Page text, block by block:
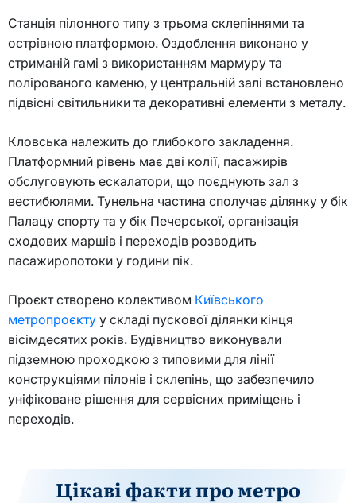
Станція пілонного типу з трьома склепіннями та
острівною платформою. Оздоблення виконано у
стриманій гамі з використанням мармуру та
полірованого каменю, у центральній залі встановлено
підвісні світильники та декоративні елементи з металу.
Кловська належить до глибокого закладення.
Платформний рівень має дві колії, пасажирів
обслуговують ескалатори, що поєднують зал з
вестибюлями. Тунельна частина сполучає ділянку у бік
Палацу спорту та у бік Печерської, організація
сходових маршів і переходів розводить
пасажиропотоки у години пік.
Проєкт створено колективом Київського
метропроєкту у складі пускової ділянки кінця
вісімдесятих років. Будівництво виконували
підземною проходкою з типовими для лінії
конструкціями пілонів і склепінь, що забезпечило
уніфіковане рішення для сервісних приміщень і
переходів.
Цікаві факти про метро